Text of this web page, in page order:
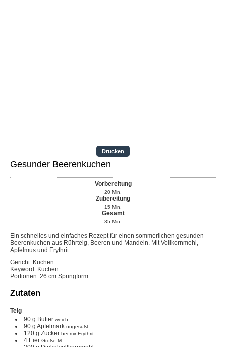
Drucken
Gesunder Beerenkuchen
Vorbereitung
20 Min.
Zubereitung
15 Min.
Gesamt
35 Min.
Ein schnelles und einfaches Rezept für einen sommerlichen gesunden
Beerenkuchen aus Rührteig, Beeren und Mandeln. Mit Vollkornmehl,
Apfelmus und Erythrit.
Gericht: Kuchen
Keyword: Kuchen
Portionen: 26 cm Springform
Zutaten
Teig
90 g Butter weich
90 g Apfelmark ungesüßt
120 g Zucker bei mir Erythrit
4 Eier Größe M